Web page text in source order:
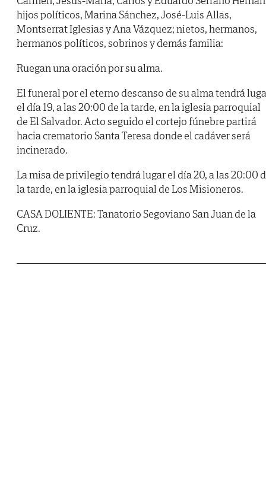
hijos políticos, Marina Sánchez, José-Luis Allas,
Montserrat Iglesias y Ana Vázquez; nietos, hermanos,
hermanos políticos, sobrinos y demás familia:
Ruegan una oración por su alma.
El funeral por el eterno descanso de su alma tendrá
el día 19, a las 20:00 de la tarde, en la iglesia parroquial
de El Salvador. Acto seguido el cortejo fúnebre partirá
hacia crematorio Santa Teresa donde el cadáver será
incinerado.
La misa de privilegio tendrá lugar el día 20, a las 20:00
la tarde, en la iglesia parroquial de Los Misioneros.
CASA DOLIENTE: Tanatorio Segoviano San Juan de la
Cruz.